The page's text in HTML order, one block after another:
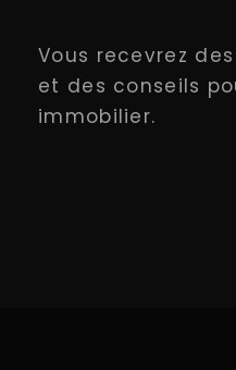
Vous recevrez
et des conseils
immobilier.